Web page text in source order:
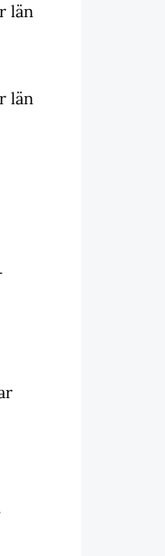
län
län